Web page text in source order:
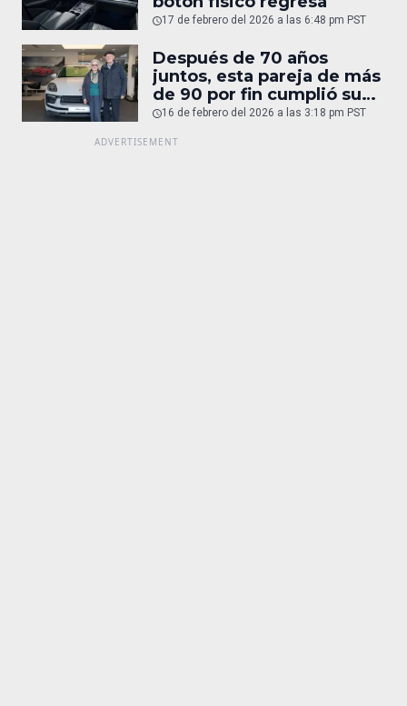
17 de febrero del 2026 a las 6:48 pm PST
Después de 70 años
juntos, esta pareja de más
de 90 por fin cumplió su
sueño: un Porsche
16 de febrero del 2026 a las 3:18 pm PST